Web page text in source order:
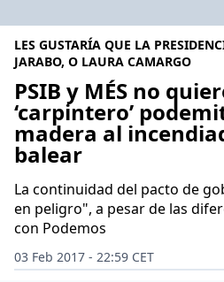
LES GUSTARÍA QUE LA
JARABO, O LAURA CAMARGO
PSIB y MÉS no
‘carpintero’
madera al
balear
La continuidad del pacto de
en peligro", a pesar de las
con Podemos
03 Feb 2017 - 22:59 CET